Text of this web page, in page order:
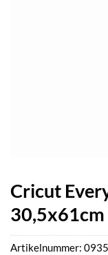
Cricut
30,5x61cm
Artikelnummer: